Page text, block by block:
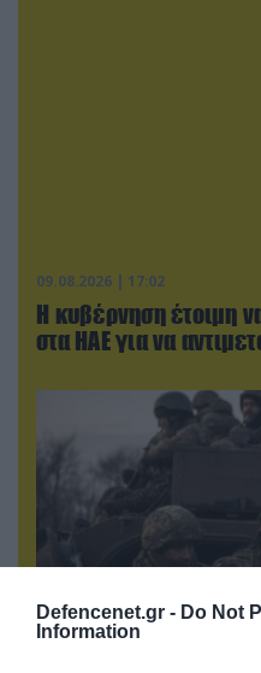
Defencenet.gr - Do Not
Information
09.08.2026 | 17:02
Η κυβέρνηση έτοιμη
στα ΗΑΕ για να